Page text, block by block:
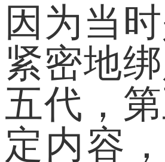
因为当
紧密地
五代，
定内容